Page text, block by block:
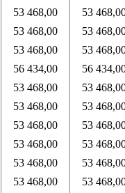
53 468,00
53
53 468,00
53
53 468,00
53
56 434,00
56
53 468,00
53
53 468,00
53
53 468,00
53
53 468,00
53
53 468,00
53
53 468,00
53